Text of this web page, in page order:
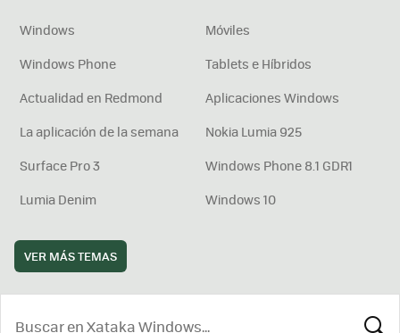
Windows
Móviles
Windows Phone
Tablets e Híbridos
Actualidad en Redmond
Aplicaciones Windows
La aplicación de la semana
Nokia Lumia 925
Surface Pro 3
Windows Phone 8.1 GDR1
Lumia Denim
Windows 10
VER MÁS TEMAS